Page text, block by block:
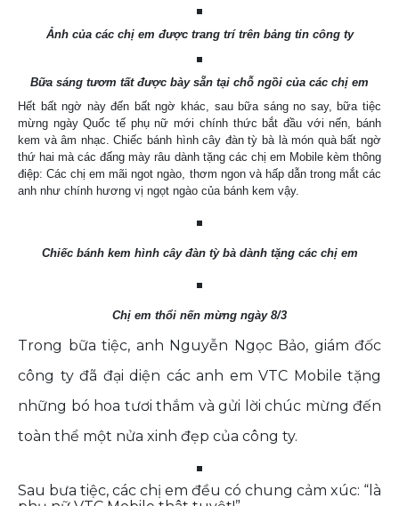
Ảnh của các chị em được trang trí trên bảng tin công ty
Bữa sáng tươm tất được bày sẵn tại chỗ ngồi của các chị em
Hết bất ngờ này đến bất ngờ khác, sau bữa sáng no say, bữa tiệc
mừng ngày Quốc tế phụ nữ mới chính thức bắt đầu với nến, bánh
kem và âm nhạc. Chiếc bánh hình cây đàn tỳ bà là món quà bất ngờ
thứ hai mà các đấng mày râu dành tặng các chị em Mobile kèm thông
điệp: Các chị em mãi ngot ngào, thơm ngon và hấp dẫn trong mắt các
anh như chính hương vị ngọt ngào của bánh kem vậy.
Chiếc bánh kem hình cây đàn tỳ bà dành tặng các chị em
Chị em thổi nến mừng ngày 8/3
Trong bữa tiệc, anh Nguyễn Ngọc Bảo, giám đốc
công ty đã đại diện các anh em VTC Mobile tặng
những bó hoa tươi thắm và gửi lời chúc mừng đến
toàn thể một nửa xinh đẹp của công ty.
Sau bưa tiệc, các chị em đều có chung cảm xúc: “là